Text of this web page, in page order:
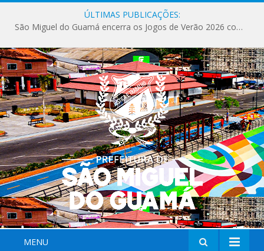
ÚLTIMAS PUBLICAÇÕES:
Milhares de fiéis tomam as ruas de São Miguel do Guamá em uma grande celebração de fé na Marcha para Jesus 2026.
MENU